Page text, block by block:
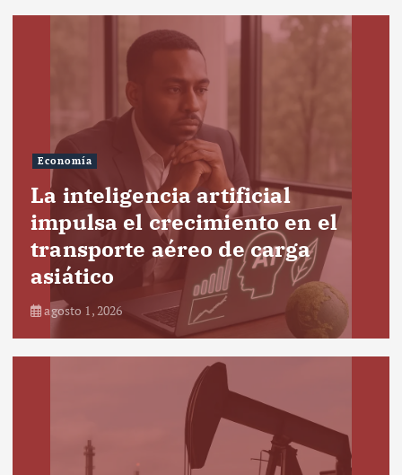
Economía
La inteligencia artificial
impulsa el crecimiento en el
transporte aéreo de carga
asiático
agosto 1, 2026